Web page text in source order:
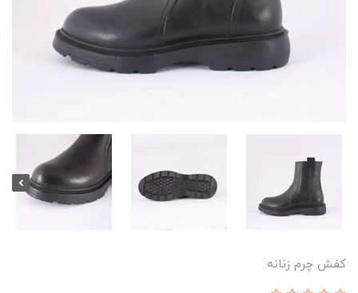
کفش چرم زنانه